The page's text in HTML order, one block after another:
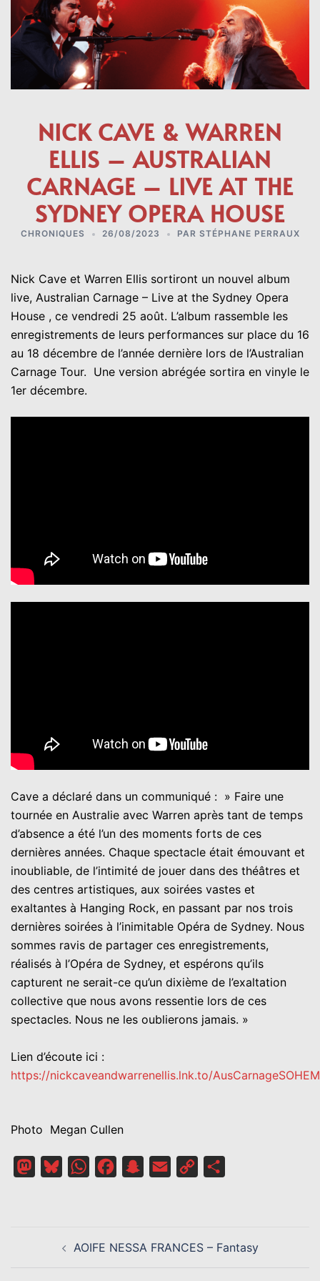
NICK CAVE & WARREN
ELLIS – AUSTRALIAN
CARNAGE – LIVE AT THE
SYDNEY OPERA HOUSE
CHRONIQUES 26/08/2023 PAR STÉPHANE PERRAUX
Nick Cave et Warren Ellis sortiront un nouvel album
live, Australian Carnage – Live at the Sydney Opera
House , ce vendredi 25 août. L’album rassemble les
enregistrements de leurs performances sur place du 16
au 18 décembre de l’année dernière lors de l’Australian
Carnage Tour. Une version abrégée sortira en vinyle le
1er décembre.
Cave a déclaré dans un communiqué : » Faire une
tournée en Australie avec Warren après tant de temps
d’absence a été l’un des moments forts de ces
dernières années. Chaque spectacle était émouvant et
inoubliable, de l’intimité de jouer dans des théâtres et
des centres artistiques, aux soirées vastes et
exaltantes à Hanging Rock, en passant par nos trois
dernières soirées à l’inimitable Opéra de Sydney. Nous
sommes ravis de partager ces enregistrements,
réalisés à l’Opéra de Sydney, et espérons qu’ils
capturent ne serait-ce qu’un dixième de l’exaltation
collective que nous avons ressentie lors de ces
spectacles. Nous ne les oublierons jamais. »
Lien d’écoute ici :
https://nickcaveandwarrenellis.lnk.to/AusCarnageSOHEM
Photo Megan Cullen
MastodonBlueskyWhatsAppFacebookSnapchat
Email
Copy
D’ARTICLEAOIFE NESSA FRANCES – Fantasy